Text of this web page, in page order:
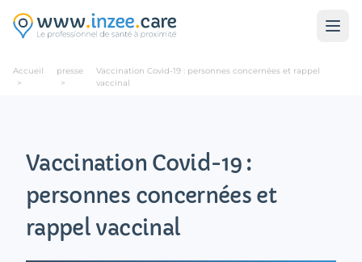
Accueil
>
presse
>
Vaccination Covid-19 : personnes concernées et rappel
vaccinal
Vaccination Covid-19 :
personnes concernées et
rappel vaccinal